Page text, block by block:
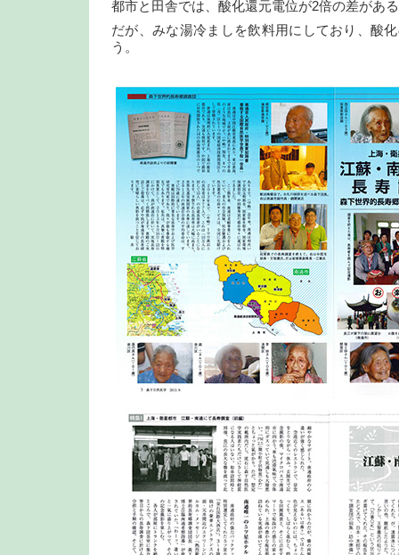
都市と田舎では、酸化還元電位が2倍の差があ
だが、みな湯冷ましを飲料用にしており、酸
う。